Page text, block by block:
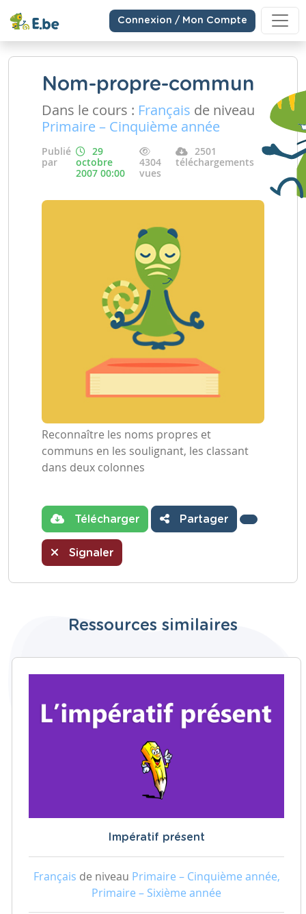
Connexion / Mon Compte
Nom-propre-commun
Dans le cours : Français de niveau
Primaire – Cinquième année
Publié
par
29
octobre
2007 00:00
4304
vues
2501
téléchargements
Reconnaître les noms propres et
communs en les soulignant, les classant
dans deux colonnes
Télécharger Partager
Signaler
Ressources similaires
Impératif présent
Français de niveau Primaire – Cinquième année,
Primaire – Sixième année